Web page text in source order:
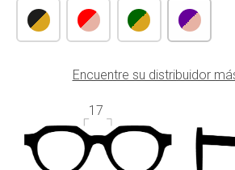
Encuentre su distribuidor
17